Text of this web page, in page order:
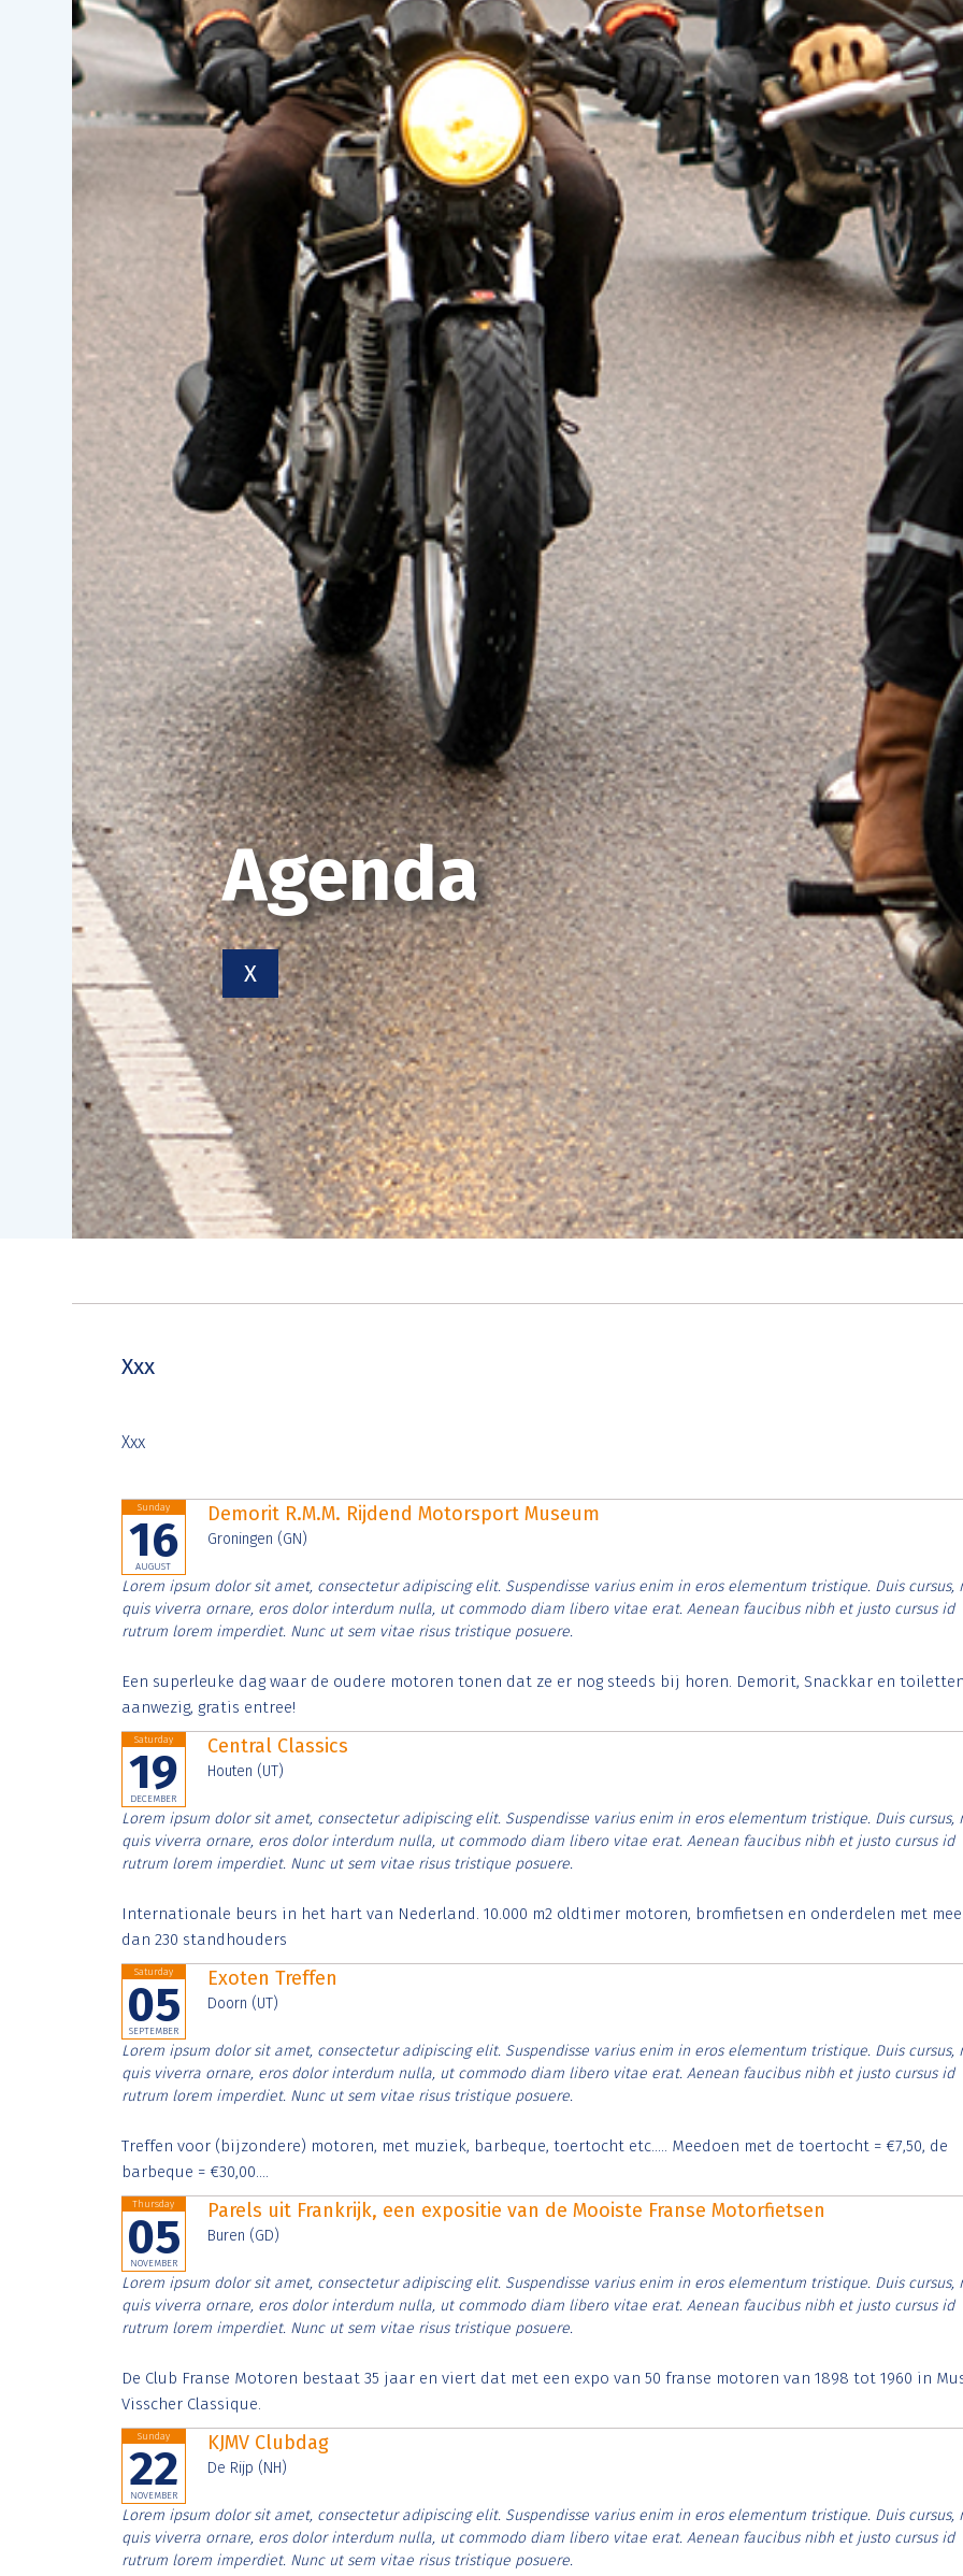
Agenda
X
Xxx
Xxx
Sunday
16
AUGUST
Demorit R.M.M. Rijdend Motorsport Museum
Groningen (GN)
Lorem ipsum dolor sit amet, consectetur adipiscing elit. Suspendisse varius enim in eros elementum tristique. Duis cursus,
quis viverra ornare, eros dolor interdum nulla, ut commodo diam libero vitae erat. Aenean faucibus nibh et justo cursus id
rutrum lorem imperdiet. Nunc ut sem vitae risus tristique posuere.
Een superleuke dag waar de oudere motoren tonen dat ze er nog steeds bij horen. Demorit, Snackkar en
aanwezig, gratis entree!
Saturday
19
DECEMBER
Central Classics
Houten (UT)
Lorem ipsum dolor sit amet, consectetur adipiscing elit. Suspendisse varius enim in eros elementum tristique. Duis cursus,
quis viverra ornare, eros dolor interdum nulla, ut commodo diam libero vitae erat. Aenean faucibus nibh et justo cursus id
rutrum lorem imperdiet. Nunc ut sem vitae risus tristique posuere.
Internationale beurs in het hart van Nederland. 10.000 m2 oldtimer motoren, bromfietsen en onderdelen met
dan 230 standhouders
Saturday
05
SEPTEMBER
Exoten Treffen
Doorn (UT)
Lorem ipsum dolor sit amet, consectetur adipiscing elit. Suspendisse varius enim in eros elementum tristique. Duis cursus,
quis viverra ornare, eros dolor interdum nulla, ut commodo diam libero vitae erat. Aenean faucibus nibh et justo cursus id
rutrum lorem imperdiet. Nunc ut sem vitae risus tristique posuere.
Treffen voor (bijzondere) motoren, met muziek, barbeque, toertocht etc..... Meedoen met de toertocht = €7,50, de
barbeque = €30,00....
Thursday
05
NOVEMBER
Parels uit Frankrijk, een expositie van de Mooiste Franse Motorfietsen
Buren (GD)
Lorem ipsum dolor sit amet, consectetur adipiscing elit. Suspendisse varius enim in eros elementum tristique. Duis cursus,
quis viverra ornare, eros dolor interdum nulla, ut commodo diam libero vitae erat. Aenean faucibus nibh et justo cursus id
rutrum lorem imperdiet. Nunc ut sem vitae risus tristique posuere.
De Club Franse Motoren bestaat 35 jaar en viert dat met een expo van 50 franse motoren van 1898 tot 1960 in
Visscher Classique.
Sunday
22
NOVEMBER
KJMV Clubdag
De Rijp (NH)
Lorem ipsum dolor sit amet, consectetur adipiscing elit. Suspendisse varius enim in eros elementum tristique. Duis cursus,
quis viverra ornare, eros dolor interdum nulla, ut commodo diam libero vitae erat. Aenean faucibus nibh et justo cursus id
rutrum lorem imperdiet. Nunc ut sem vitae risus tristique posuere.